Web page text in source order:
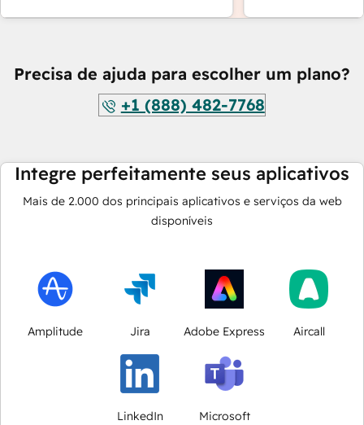
Precisa de ajuda para escolher um plano?
+1 (888) 482-7768
Integre perfeitamente seus aplicativos
Mais de 2.000 dos principais aplicativos e serviços da web
disponíveis
Amplitude Jira Adobe Express Aircall
LinkedIn
Microsoft